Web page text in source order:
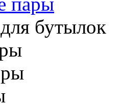
бутылок